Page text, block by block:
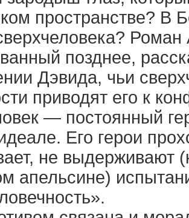
пространстве? В
Роман
позднее,
Дэвида, чьи
приводят его к
— постоянный
Его герои
не выдерживают
апельсине)